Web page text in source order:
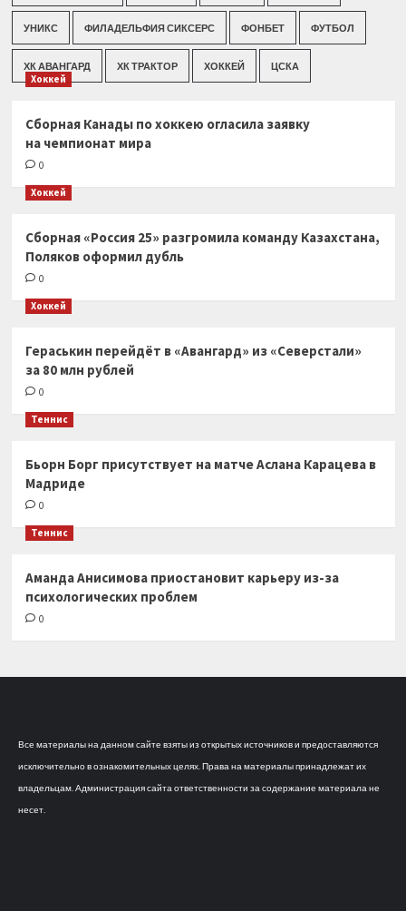
УНИКС ФИЛАДЕЛЬФИЯ СИКСЕРС ФОНБЕТ ФУТБОЛ
ХК АВАНГАРД ХК ТРАКТОР ХОККЕЙ ЦСКА
Хоккей
Сборная Канады по хоккею огласила заявку
на чемпионат мира
0
Хоккей
Сборная «Россия 25» разгромила команду Казахстана,
Поляков оформил дубль
0
Хоккей
Гераськин перейдёт в «Авангард» из «Северстали»
за 80 млн рублей
0
Теннис
Бьорн Борг присутствует на матче Аслана Карацева в
Мадриде
0
Теннис
Аманда Анисимова приостановит карьеру из-за
психологических проблем
0
Все материалы на данном сайте взяты из открытых источников и предоставляются
исключительно в ознакомительных целях. Права на материалы принадлежат их
владельцам. Администрация сайта ответственности за содержание материала не
несет.